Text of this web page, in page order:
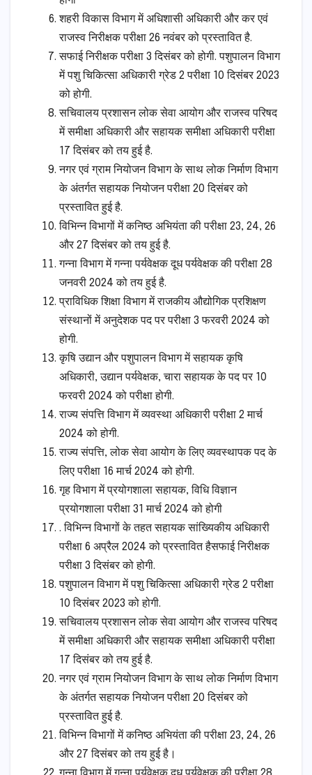
शहरी विकास विभाग में अधिशासी अधिकारी और कर एवं
राजस्व निरीक्षक परीक्षा 26 नवंबर को प्रस्तावित है.
सफाई निरीक्षक परीक्षा 3 दिसंबर को होगी. पशुपालन विभाग
में पशु चिकित्सा अधिकारी ग्रेड 2 परीक्षा 10 दिसंबर 2023
को होगी.
सचिवालय प्रशासन लोक सेवा आयोग और राजस्व परिषद
में समीक्षा अधिकारी और सहायक समीक्षा अधिकारी परीक्षा
17 दिसंबर को तय हुई है.
नगर एवं ग्राम नियोजन विभाग के साथ लोक निर्माण विभाग
के अंतर्गत सहायक नियोजन परीक्षा 20 दिसंबर को
प्रस्तावित हुई है.
विभिन्न विभागों में कनिष्ठ अभियंता की परीक्षा 23, 24, 26
और 27 दिसंबर को तय हुई है.
गन्ना विभाग में गन्ना पर्यवेक्षक दूध पर्यवेक्षक की परीक्षा 28
जनवरी 2024 को तय हुई है.
प्राविधिक शिक्षा विभाग में राजकीय औद्योगिक प्रशिक्षण
संस्थानों में अनुदेशक पद पर परीक्षा 3 फरवरी 2024 को
होगी.
कृषि उद्यान और पशुपालन विभाग में सहायक कृषि
अधिकारी, उद्यान पर्यवेक्षक, चारा सहायक के पद पर 10
फरवरी 2024 को परीक्षा होगी.
राज्य संपत्ति विभाग में व्यवस्था अधिकारी परीक्षा 2 मार्च
2024 को होगी.
राज्य संपत्ति, लोक सेवा आयोग के लिए व्यवस्थापक पद के
लिए परीक्षा 16 मार्च 2024 को होगी.
गृह विभाग में प्रयोगशाला सहायक, विधि विज्ञान
प्रयोगशाला परीक्षा 31 मार्च 2024 को होगी
. विभिन्न विभागों के तहत सहायक सांख्यिकीय अधिकारी
परीक्षा 6 अप्रैल 2024 को प्रस्तावित हैसफाई निरीक्षक
परीक्षा 3 दिसंबर को होगी.
पशुपालन विभाग में पशु चिकित्सा अधिकारी ग्रेड 2 परीक्षा
10 दिसंबर 2023 को होगी.
सचिवालय प्रशासन लोक सेवा आयोग और राजस्व परिषद
में समीक्षा अधिकारी और सहायक समीक्षा अधिकारी परीक्षा
17 दिसंबर को तय हुई है.
नगर एवं ग्राम नियोजन विभाग के साथ लोक निर्माण विभाग
के अंतर्गत सहायक नियोजन परीक्षा 20 दिसंबर को
प्रस्तावित हुई है.
विभिन्न विभागों में कनिष्ठ अभियंता की परीक्षा 23, 24, 26
और 27 दिसंबर को तय हुई है।